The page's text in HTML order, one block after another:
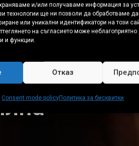
и/или получаваме информация за
технологии ще ни позволи да обработваме
или уникални идентификатори на този
на съгласието може
и функции.
Отказ
Consent mode policyПолитика за бисквитки